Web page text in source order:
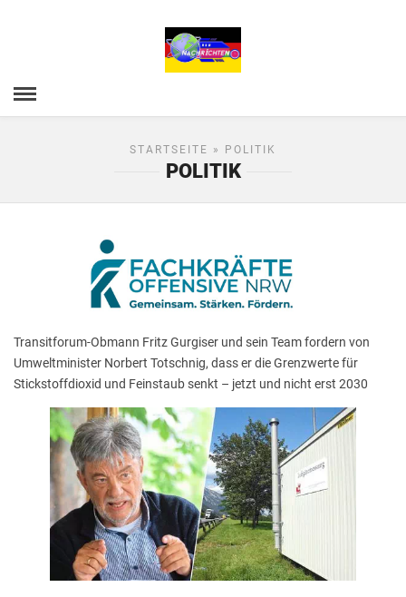
STARTSEITE » POLITIK
POLITIK
Transitforum-Obmann Fritz Gurgiser und sein Team fordern von
Umweltminister Norbert Totschnig, dass er die Grenzwerte für
Stickstoffdioxid und Feinstaub senkt – jetzt und nicht erst 2030